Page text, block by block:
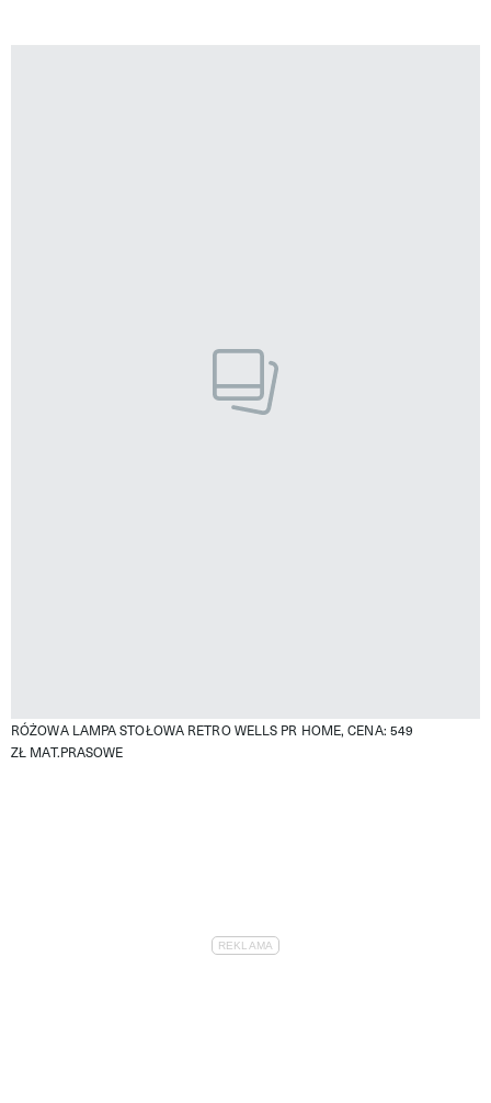
RÓŻOWA LAMPA STOŁOWA RETRO WELLS PR HOME, CENA: 549
ZŁ MAT.PRASOWE